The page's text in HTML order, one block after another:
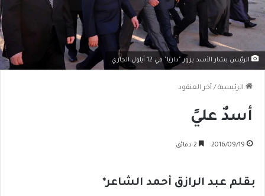
الرئيس بشار الأسد يزور "داريا" في 12 أيلول الجاري
الرئيسية / آخر العنقود
أسدٌ عليً
2016/09/19
بقلم عبد الرازق أحمد الشاعر*